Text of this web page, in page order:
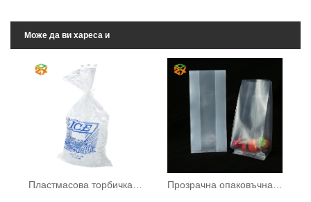
Може да ви хареса и
Пластмасова торбичка Ice Cube Прозрачна опаковъчна чанта